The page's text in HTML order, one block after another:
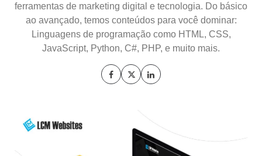
ferramentas de marketing digital e tecnologia. Do básico
ao avançado, temos conteúdos para você dominar:
Linguagens de programação como HTML, CSS,
JavaScript, Python, C#, PHP, e muito mais.